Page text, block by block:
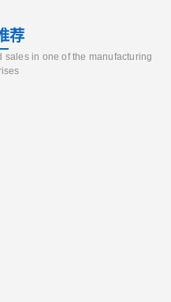
荐
sales in one of the manufacturing